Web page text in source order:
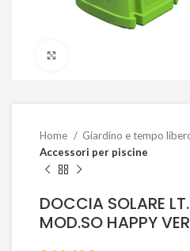
Home Giardino e tempo
Accessori per piscine
DOCCIA SOLARE
MOD.SO HAPPY